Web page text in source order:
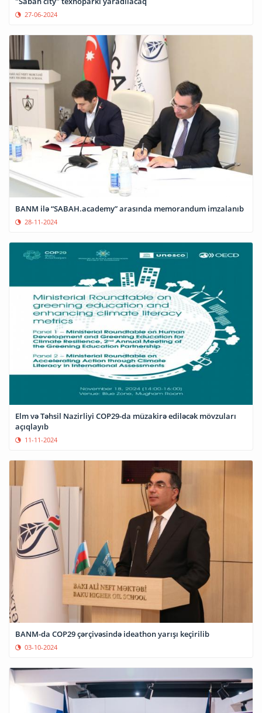
27-06-2024
BANM ilə “SABAH.academy” arasında memorandum imzalanıb
28-11-2024
Elm və Təhsil Nazirliyi COP29-da müzakirə ediləcək mövzuları
açıqlayıb
11-11-2024
BANM-da COP29 çərçivəsində ideathon yarışı keçirilib
03-10-2024